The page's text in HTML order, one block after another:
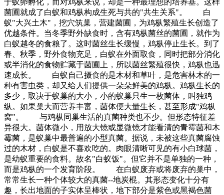
菌圃就成了白蚁和鸡枞构成生死与共的"共生关系"。 白
蚁"大兴土木"，挖穴筑巢，营建菌圃，为鸡枞繁殖生长创造了
优越条件。当冬季野外缺食时，含有鸡枞菌丝的菌圃，就作为
白蚁越冬的食粮了。这时菌丝生长缓慢，鸡枞停止生长。到了
春、秋季，野外食物充足，白蚁在外面取食，同时把部分消化
或半消化的食物贮藏于菌圃上，所以菌丝繁殖很快，鸡枞也迅
速成长。 白蚁自己摄食的是木材和草叶，是危害林木的一
种有害虫类，却又给人们提供一朵朵鲜美的鸡枞。鸡枞生长的
多少，取决于蚁巢的大小，小的蚁巢只生一枚菌体，叫独鸡
纵。如果巢大而营养丰富，菌体便大量生长，甚至形成"鸡枞
窝"。 与鸡枞同巢生活的真菌种类也不少。但形态特征差
异很大。菌体微小，用放大镜或显微镜才能看清的青霉菌和木
霉菌，是蚁巢中最普遍的小型真菌。据说，未被这些真菌腐蚀
过的木材，白蚁是不喜欢吃的。肉眼清晰可见的有小白球菌，
是幼蚁重要的食料。故名"白蚁饭"。但它并不是单独的一种，
而是鸡枞的一个发育阶段。 在白蚁废弃或将废弃的巢中，
常常生长一种个体较大的真菌--地炭棍。其形态变化十分有
趣，长出地面的子实体呈棒状，地下部分是紫色或黑褐色菌